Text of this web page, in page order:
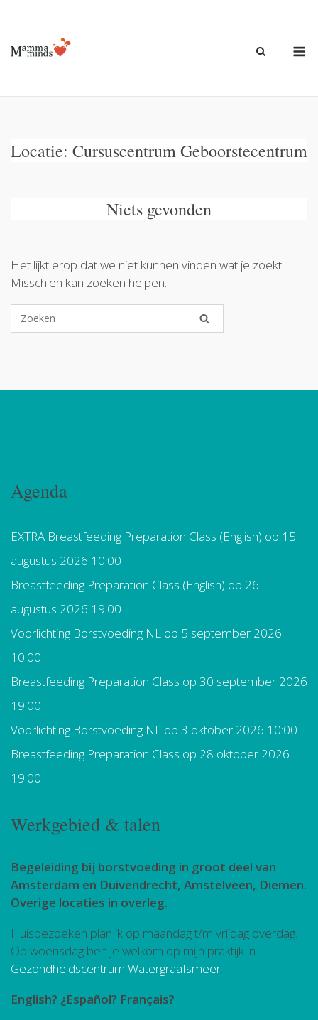
de
inhoud
Locatie: Cursuscentrum Geboorstecentrum
Niets gevonden
Het lijkt erop dat we niet kunnen vinden wat je zoekt.
Misschien kan zoeken helpen.
Agenda
EXTRA Breastfeeding Preparation Class (English) op 15
augustus 2026 10:00
Breastfeeding Preparation Class (English) op 26
augustus 2026 19:00
Voorlichting Borstvoeding NL op 5 september 2026
10:00
Breastfeeding Preparation Class op 30 september 2026
19:00
Voorlichting Borstvoeding NL op 3 oktober 2026 10:00
Breastfeeding Preparation Class op 28 oktober 2026
19:00
Werkgebied & talen
Begeleiding bij borstvoeding in groot deel van
Amsterdam en Duivendrecht, Amstelveen, Diemen.
Overige locaties in overleg.
Huisbezoeken plan ik op maandag t/m vrijdag overdag.
Op woensdag ben je welkom op mijn praktijk in
Gezondheidscentrum Watergraafsmeer
English? ¿Español? Français?